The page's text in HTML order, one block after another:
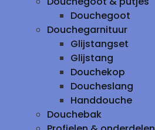
Douchegoot
Douchegarnituur
Glijstangset
Glijstang
Douchekop
Doucheslang
Handdouche
Douchebak